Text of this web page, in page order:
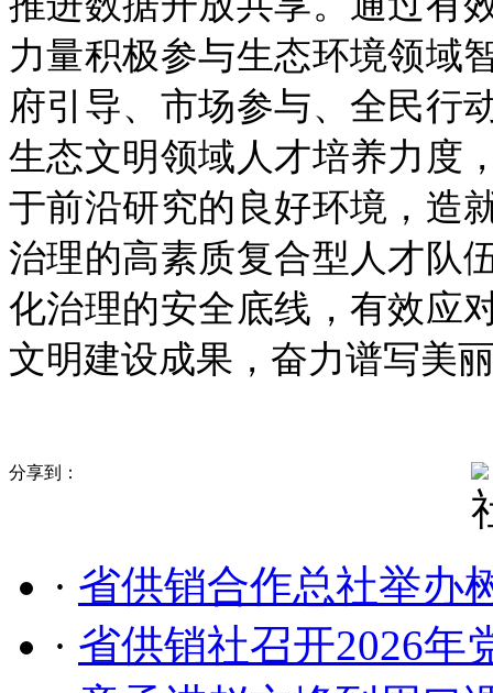
力量积极参与生态环境领域
府引导、市场参与、全民行
生态文明领域人才培养力度
于前沿研究的良好环境，造
治理的高素质复合型人才队
化治理的安全底线，有效应
文明建设成果，奋力谱写美
分享到：
· 省供销合作总社举办
· 省供销社召开2026年